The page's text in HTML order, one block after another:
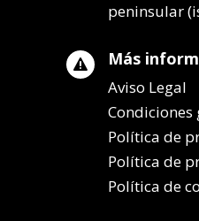
peninsular
 Más
Aviso Legal
Condiciones
Política de
Política de
Política de